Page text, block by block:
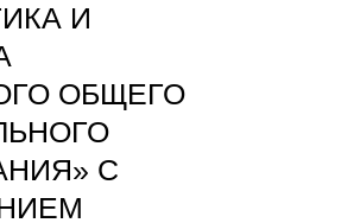
И
ОБЩЕГО
С